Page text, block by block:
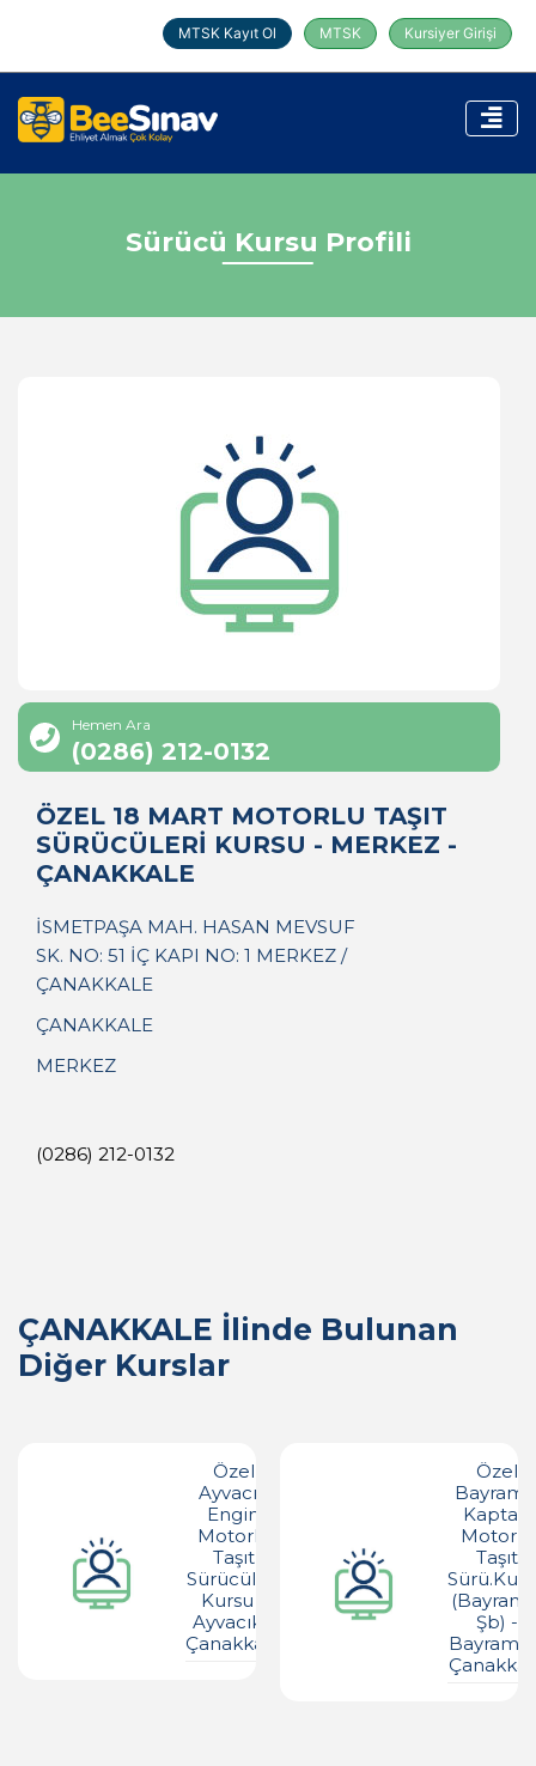
MTSK Kayıt Ol MTSK Kursiyer Girişi
Sürücü Kursu Profili
Hemen Ara
(0286) 212-0132
ÖZEL 18 MART MOTORLU TAŞIT
SÜRÜCÜLERİ KURSU - MERKEZ -
ÇANAKKALE
İSMETPAŞA MAH. HASAN MEVSUF
SK. NO: 51 İÇ KAPI NO: 1 MERKEZ /
ÇANAKKALE
ÇANAKKALE
MERKEZ
(0286) 212-0132
ÇANAKKALE İlinde Bulunan
Diğer Kurslar
Özel
Ayvacık
Engin
Motorlu
Taşıt
Sürücüleri
Kursu -
Ayvacık -
Çanakkale
Özel
Kaptan
Motorlu
Taşıt
Şb) -